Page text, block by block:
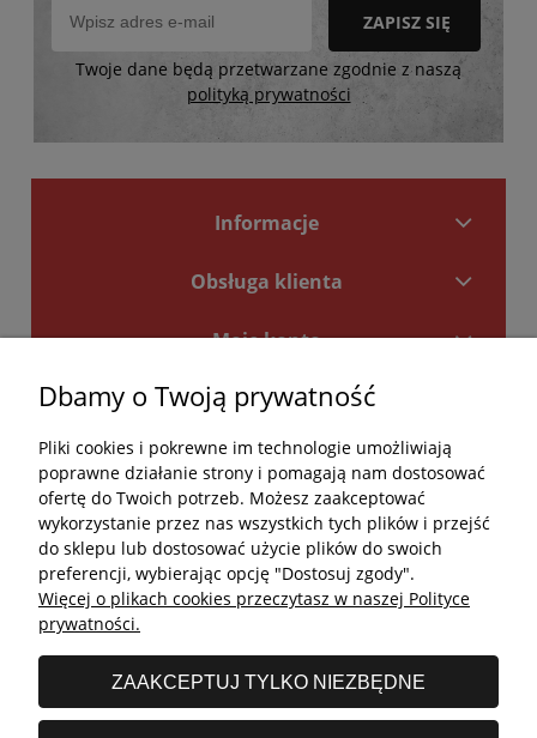
ZAPISZ SIĘ
Twoje dane będą przetwarzane zgodnie z naszą
polityką prywatności
Informacje
Obsługa klienta
Moje konto
Płatności i dostawa
Kontakt
Kontakt
undefined
Godziny otwarcia salonu:
Poniedziałek - Piątek: 11:00 - 19:00
Sobota: 10:00 - 14:00
Dbamy o Twoją prywatność
Pliki cookies i pokrewne im technologie umożliwiają
poprawne działanie strony i pomagają nam dostosować
ofertę do Twoich potrzeb. Możesz zaakceptować
wykorzystanie przez nas wszystkich tych plików i przejść
do sklepu lub dostosować użycie plików do swoich
preferencji, wybierając opcję "Dostosuj zgody".
Więcej o plikach cookies przeczytasz w naszej Polityce
prywatności.
ZAAKCEPTUJ TYLKO NIEZBĘDNE